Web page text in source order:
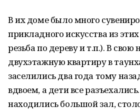
В их доме было много
прикладного искусства из
резьба по дереву и т.п.). В
двухэтажную квартиру в
заселились два года тому
вдвоем, а дети все
находились большой зал,